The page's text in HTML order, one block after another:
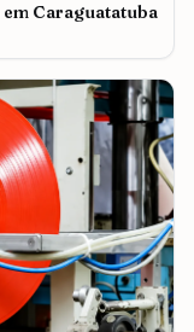
Caraguatatuba